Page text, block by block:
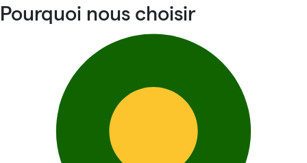
Pourquoi nous choisir